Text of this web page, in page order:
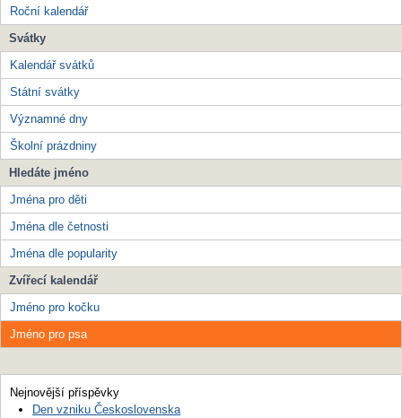
Roční kalendář
Svátky
Kalendář svátků
Státní svátky
Významné dny
Školní prázdniny
Hledáte jméno
Jména pro děti
Jména dle četnosti
Jména dle popularity
Zvířecí kalendář
Jméno pro kočku
Jméno pro psa
Nejnovější příspěvky
Den vzniku Československa